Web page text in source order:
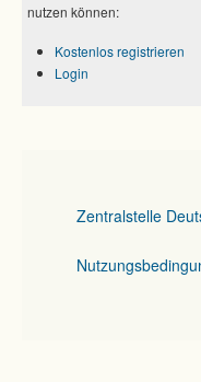
nutzen können:
Kostenlos registrieren
Login
Zentralstelle